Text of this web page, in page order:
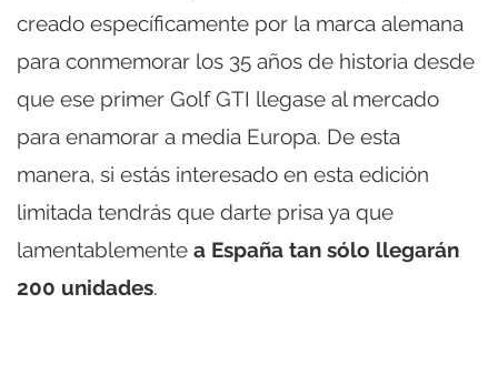
creado específicamente por la marca alemana
para conmemorar los 35 años de historia desde
que ese primer Golf GTI llegase al mercado
para enamorar a media Europa. De esta
manera, si estás interesado en esta edición
limitada tendrás que darte prisa ya que
lamentablemente a España tan sólo llegarán
200 unidades.